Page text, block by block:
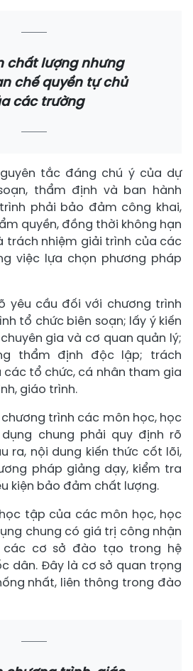
chất lượng nhưng
chế quyền tự chủ
các trường
tắc đáng chú ý của dự
thẩm định và ban hành
phải bảo đảm công khai,
quyền, đồng thời không hạn
trách nhiệm giải trình của các
việc lựa chọn phương pháp
yêu cầu đối với chương trình
tổ chức biên soạn; lấy ý kiến
gia và cơ quan quản lý;
thẩm định độc lập; trách
tổ chức, cá nhân tham gia
giáo trình.
trình các môn học, học
chung phải quy định rõ
ra, nội dung kiến thức cốt lõi,
pháp giảng dạy, kiểm tra
kiện bảo đảm chất lượng.
tập của các môn học, học
chung có giá trị công nhận
các cơ sở đào tạo trong hệ
dân. Đây là cơ sở quan trọng
nhất, liên thông trong đào